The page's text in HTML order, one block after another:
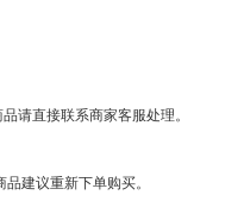
请直接联系商家客服处理。
建议重新下单购买。